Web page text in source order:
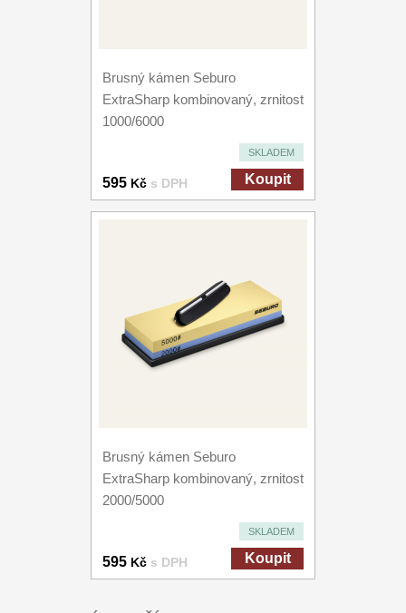
Brusný kámen Seburo
ExtraSharp kombinovaný, zrnitost
1000/6000
SKLADEM
595 Kč s DPH Koupit
Brusný kámen Seburo
ExtraSharp kombinovaný, zrnitost
2000/5000
SKLADEM
595 Kč s DPH Koupit